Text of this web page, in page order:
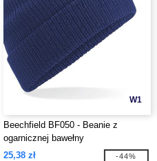
W1
Beechfield BF050 - Beanie z
ogarnicznej bawełny
25,38 zł
-44%